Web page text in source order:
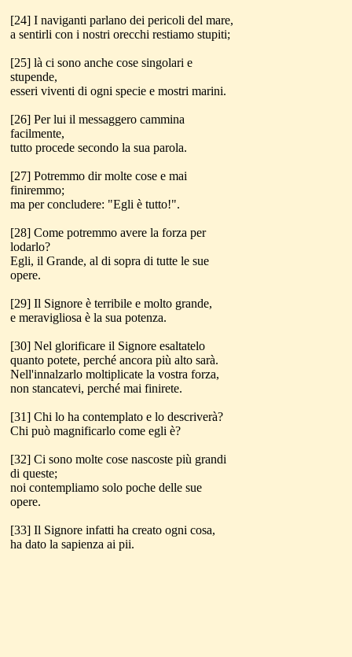
[24] I naviganti parlano dei pericoli del mare,
a sentirli con i nostri orecchi restiamo stupiti;
[25] là ci sono anche cose singolari e
stupende,
esseri viventi di ogni specie e mostri marini.
[26] Per lui il messaggero cammina
facilmente,
tutto procede secondo la sua parola.
[27] Potremmo dir molte cose e mai
finiremmo;
ma per concludere: "Egli è tutto!".
[28] Come potremmo avere la forza per
lodarlo?
Egli, il Grande, al di sopra di tutte le sue
opere.
[29] Il Signore è terribile e molto grande,
e meravigliosa è la sua potenza.
[30] Nel glorificare il Signore esaltatelo
quanto potete, perché ancora più alto sarà.
Nell'innalzarlo moltiplicate la vostra forza,
non stancatevi, perché mai finirete.
[31] Chi lo ha contemplato e lo descriverà?
Chi può magnificarlo come egli è?
[32] Ci sono molte cose nascoste più grandi
di queste;
noi contempliamo solo poche delle sue
opere.
[33] Il Signore infatti ha creato ogni cosa,
ha dato la sapienza ai pii.